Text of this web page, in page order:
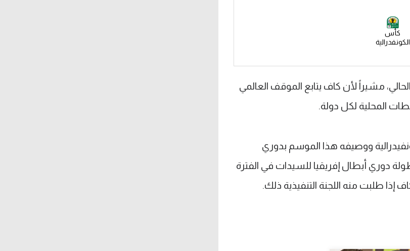
كأس
الكونفدرالية
مشيراً لأن كاف يتابع الموقف العالمي
المحلية لكل دولة.
ووصيفه هذا الموسم بدوري
دوري أبطال إفريقيا للسيدات في الفترة
إذا طلبت منه اللجنة التنفيذية ذلك.